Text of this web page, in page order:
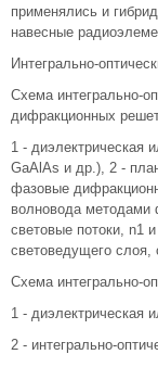
применялись и
навесные
Интегрально-
Схема интегрально-
дифракционных
1 - диэлектрическая
GaAlAs и др.), 2 -
фазовые
волновода методами
световые потоки, n1
световедущего слоя,
Схема интегрально-
1 - диэлектрическая
2 - интегрально-